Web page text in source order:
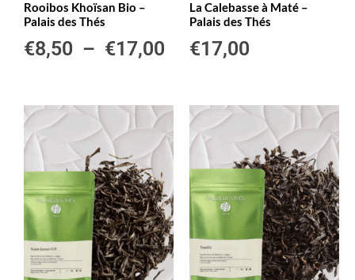
Rooibos Khoïsan Bio –
Palais des Thés
€8,50 – €17,00
La Calebasse à Maté –
Palais des Thés
€17,00